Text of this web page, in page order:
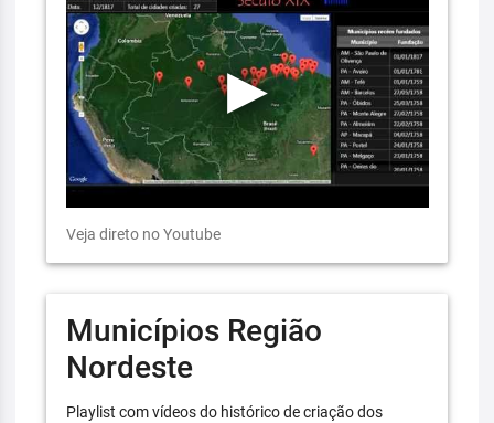
Veja direto no Youtube
Municípios Região
Nordeste
Playlist com vídeos do histórico de criação dos